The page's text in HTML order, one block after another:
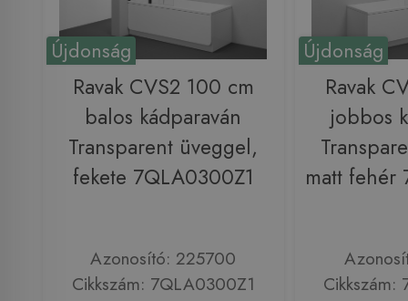
Újdonság
Ravak CVS2 100 cm
balos kádparaván
Transparent üveggel,
fekete 7QLA0300Z1
Azonosító: 225700
Cikkszám: 7QLA0300Z1
Újdonság
Ravak
jobbos
matt fehér
Cikkszám: